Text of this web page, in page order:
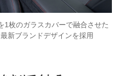
枚のガラスカバーで融合させた
新ブランドデザインを採用